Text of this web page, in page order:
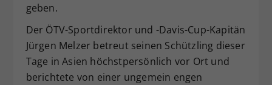
geben.
Der ÖTV-Sportdirektor und -Davis-Cup-Kapitän
Jürgen Melzer betreut seinen Schützling dieser
Tage in Asien höchstpersönlich vor Ort und
berichtete von einer ungemein engen